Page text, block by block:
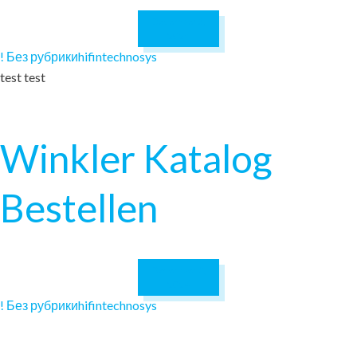
! Без рубрикиhifintechnosys
test test
Winkler Katalog
Bestellen
! Без рубрикиhifintechnosys